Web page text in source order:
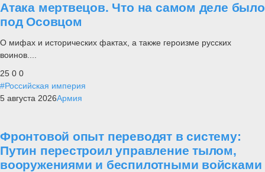
Атака мертвецов. Что на самом деле было
под Осовцом
О мифах и исторических фактах, а также героизме русских
воинов....
25 0 0
#Российская империя
5 августа 2026Армия
Фронтовой опыт переводят в систему:
Путин перестроил управление тылом,
вооружениями и беспилотными войсками